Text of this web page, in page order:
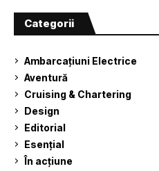
Categorii
Ambarcațiuni Electrice
Aventură
Cruising & Chartering
Design
Editorial
Esențial
În acțiune